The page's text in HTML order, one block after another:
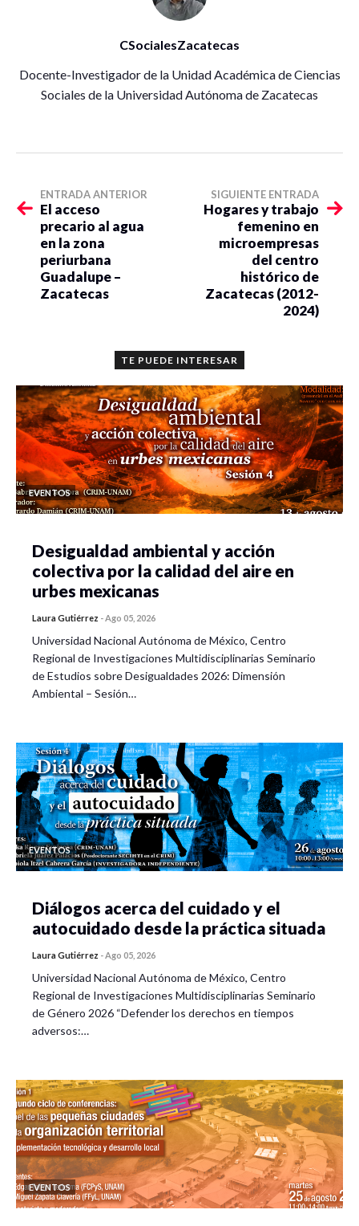
CSocialesZacatecas
Docente-Investigador de la Unidad Académica de Ciencias
Sociales de la Universidad Autónoma de Zacatecas
ENTRADA ANTERIOR
El acceso
precario al agua
en la zona
periurbana
Guadalupe –
Zacatecas
SIGUIENTE ENTRADA
Hogares y trabajo
femenino en
microempresas
del centro
histórico de
Zacatecas (2012-
2024)
TE PUEDE INTERESAR
EVENTOS
Desigualdad ambiental y acción
colectiva por la calidad del aire en
urbes mexicanas
Laura Gutiérrez -Ago 05, 2026
Universidad Nacional Autónoma de México, Centro
Regional de Investigaciones Multidisciplinarias Seminario
de Estudios sobre Desigualdades 2026: Dimensión
Ambiental – Sesión…
EVENTOS
Diálogos acerca del cuidado y el
autocuidado desde la práctica situada
Laura Gutiérrez -Ago 05, 2026
Universidad Nacional Autónoma de México, Centro
Regional de Investigaciones Multidisciplinarias Seminario
de Género 2026 “Defender los derechos en tiempos
adversos:…
EVENTOS